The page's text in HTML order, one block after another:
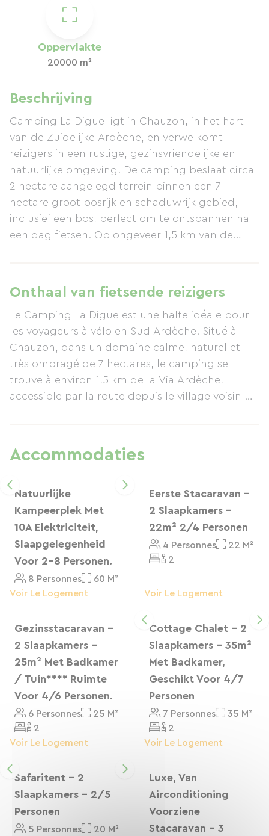
Oppervlakte
20000 m²
Beschrijving
Camping La Digue ligt in Chauzon, in het hart
van de Zuidelijke Ardèche, en verwelkomt
reizigers in een rustige, gezinsvriendelijke en
natuurlijke omgeving. De camping beslaat circa
2 hectare aangelegd terrein binnen een 7
hectare groot bosrijk en schaduwrijk gebied,
inclusief een bos, perfect om te ontspannen na
een dag fietsen. Op ongeveer 1,5 km van de
handige tussenstop voor fietsers die de
Zuidelijke Ardèche willen verkennen.
Voorzieningen op de camping zijn onder andere
staanplaatsen, huuraccommodaties, een
verwarmd zwembad, directe toegang tot de
rivier de Ardèche, een bar, restaurant, snackbar,
Proxi supermarkt, wasserette, een
fietsreparatieset en oplaadpunten voor e-bikes,
Balazuc, de Cirque de Gens, charmante dorpjes,
markten en het natuurlandschap van de
Zuidelijke Ardèche te ontdekken. Een
ontspannen, schaduwrijke en vriendelijke
tussenstop, vlakbij het fietspad.
Onthaal van fietsende reizigers
Le Camping La Digue est une halte idéale pour
les voyageurs à vélo en Sud Ardèche. Situé à
Chauzon, dans un domaine calme, naturel et
très ombragé de 7 hectares, le camping se
trouve à environ 1,5 km de la Via Ardèche,
accessible par la route depuis le village voisin de
Nous accueillons les cyclistes en tente, en
emplacement ou en hébergement locatif, avec
Sur place, vous trouverez des services pratiques
pour votre étape : kit de réparation, prises
électriques pour recharger les batteries de VAE,
GPS ou téléphones, ainsi qu’une laverie pour
laver et sécher votre linge.
Après votre journée à vélo, vous pourrez profiter
rivière Ardèche, du bar, du restaurant, du snack
et de l’épicerie Proxi ouverte à tous. Le camping
est aussi un bon point de départ pour découvrir
Ruoms, Balazuc, le Cirque de Gens, les villages
de caractère et les paysages de l’Ardèche
Ici, vous profitez d’une étape reposante, nature
restant au calme.
Accommodaties
Natuurlijke
Kampeerplek Met
10A Elektriciteit,
Slaapgelegenheid
Voor 2-8 Personen.
8 Personnes
60 M²
Voir Le Logement
Eerste Stacaravan -
2 Slaapkamers -
22m² 2/4 Personen
4 Personnes
22 M²
2
Voir Le Logement
Gezinsstacaravan -
2 Slaapkamers -
25m² Met Badkamer
/ Tuin**** Ruimte
Voor 4/6 Personen.
6 Personnes
25 M²
2
Voir Le Logement
Cottage Chalet - 2
Slaapkamers - 35m²
Met Badkamer,
Geschikt Voor 4/7
Personen
7 Personnes
35 M²
2
Voir Le Logement
Safaritent - 2
Slaapkamers - 2/5
Personen
5 Personnes 20 M²
Luxe, Van
Airconditioning
Voorziene
Stacaravan - 3